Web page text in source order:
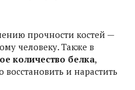
прочности костей —
человеку. Также в
количество белка,
и нарастить